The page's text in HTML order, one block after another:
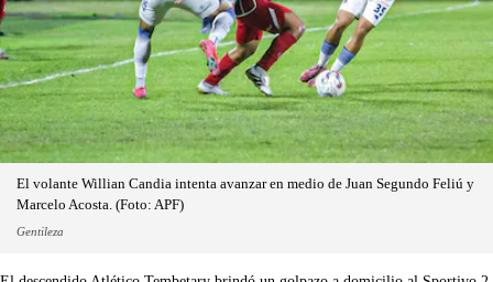
El volante Willian Candia intenta avanzar en medio de Juan Segundo Feliú y
Marcelo Acosta. (Foto: APF)
Gentileza